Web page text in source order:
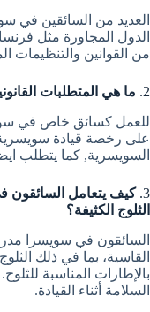
العديد من السائقين في
الدول المجاورة مثل
من القوانين والتنظيمات
2. ما هي المتطلبات
للعمل كسائق خاص في
على رخصة قيادة سويسرية
السويسرية, كما يتطلب
3. كيف يتعامل السائقون
الثلوج الكثيفة؟
السائقون في سويسرا
القاسية، بما في ذلك
بالإطارات المناسبة
السلامة أثناء القيادة.